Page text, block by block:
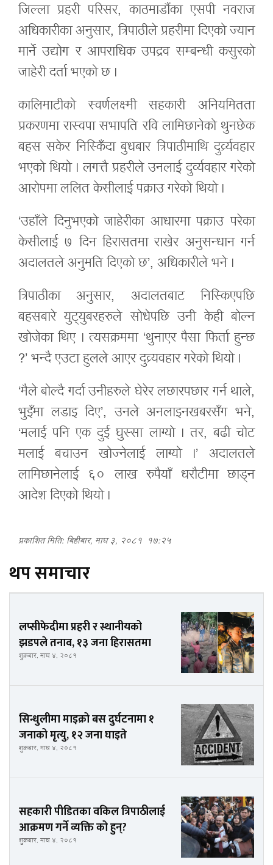
जिल्ला प्रहरी परिसर, काठमाडौंका एसपी नवराज
अधिकारीका अनुसार, त्रिपाठीले प्रहरीमा दिएको ज्यान
मार्ने उद्योग र आपराधिक उपद्रव सम्बन्धी कसुरको
जाहेरी दर्ता भएको छ ।
कालिमाटीको स्वर्णलक्ष्मी सहकारी अनियमितता
प्रकरणमा रास्वपा सभापति रवि लामिछानेको थुनछेक
बहस सकेर निस्किँदा बुधबार त्रिपाठीमाथि दुर्व्र्यवहार
भएको थियो । लगत्तै प्रहरीले उनलाई दुर्व्यवहार गरेको
आरोपमा ललित केसीलाई पक्राउ गरेको थियो ।
‘उहाँले दिनुभएको जाहेरीका आधारमा पक्राउ परेका
केसीलाई ७ दिन हिरासतमा राखेर अनुसन्धान गर्न
अदालतले अनुमति दिएको छ’, अधिकारीले भने ।
त्रिपाठीका अनुसार, अदालतबाट निस्किएपछि
बहसबारे युट्युबरहरुले सोधेपछि उनी केही बोल्न
खोजेका थिए । त्यसक्रममा ‘थुनाएर पैसा फिर्ता हुन्छ
?’ भन्दै एउटा हुलले आएर दुव्र्यवहार गरेको थियो ।
‘मैले बोल्दै गर्दा उनीहरुले घेरेर लछारपछार गर्न थाले,
भुइँमा लडाइ दिए’, उनले अनलाइनखबरसँग भने,
‘मलाई पनि एक दुई घुस्सा लाग्यो । तर, बढी चोट
मलाई बचाउन खोज्नेलाई लाग्यो ।’ अदालतले
लामिछानेलाई ६० लाख रुपैयाँ धरौटीमा छाड्न
आदेश दिएको थियो ।
प्रकाशित मिति: बिहीबार, माघ ३, २०८१ १७:२५
थप समाचार
लप्सीफेदीमा प्रहरी र स्थानीयको
झडपले तनाव, १३ जना हिरासतमा
शुक्रबार, माघ ४, २०८१
सिन्धुलीमा माइक्रो बस दुर्घटनामा १
जनाको मृत्यु, १२ जना घाइते
शुक्रबार, माघ ४, २०८१
सहकारी पीडितका वकिल त्रिपाठीलाई
आक्रमण गर्ने व्यक्ति को हुन्?
शुक्रबार, माघ ४, २०८१